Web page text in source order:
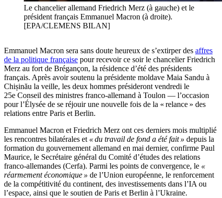
Le chancelier allemand Friedrich Merz (à gauche) et le
président français Emmanuel Macron (à droite).
[EPA/CLEMENS BILAN]
Emmanuel Macron sera sans doute heureux de s’extirper des affres
de la politique française pour recevoir ce soir le chancelier Friedrich
Merz au fort de Brégançon, la résidence d’été des présidents
français. Après avoir soutenu la présidente moldave Maia Sandu à
Chișinău la veille, les deux hommes présideront vendredi le
25e Conseil des ministres franco-allemand à Toulon — l’occasion
pour l’Élysée de se réjouir une nouvelle fois de la « relance » des
relations entre Paris et Berlin.
Emmanuel Macron et Friedrich Merz ont ces derniers mois multiplié
les rencontres bilatérales et « du travail de fond a été fait » depuis la
formation du gouvernement allemand en mai dernier, confirme Paul
Maurice, le Secrétaire général du Comité d’études des relations
franco-allemandes (Cerfa). Parmi les points de convergence, le «
réarmement économique » de l’Union européenne, le renforcement
de la compétitivité du continent, des investissements dans l’IA ou
l’espace, ainsi que le soutien de Paris et Berlin à l’Ukraine.